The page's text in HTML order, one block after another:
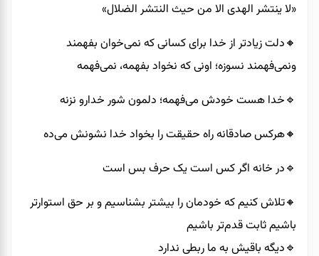
«لا ینتشر الهدی الا من حیث النتشر الضلال»
🔸️دلت زیادتر از خدا برای کسانی که نمی‌خوان بفهمند
ونمی‌فهمند نسوزه؛ اونی که نخواد بفهمه، نمی‌فهمه
🔹️خدا هست خودش می‌فهمه؛ دلمون شور خدارو نزنه
🔸️هرکس صادقانه راه حقیقت را بخواد خدا نشونش می‌ده
🔹️در خانه اگر کس است یک حرف بس است
🔸️تلاش کنیم که خودمان را بیشتر بشناسیم و بر حق استوارتر
باشیم ثابت قدم‌تر باشیم
🔹️دیگه باقیش به ما ربطی ندارد